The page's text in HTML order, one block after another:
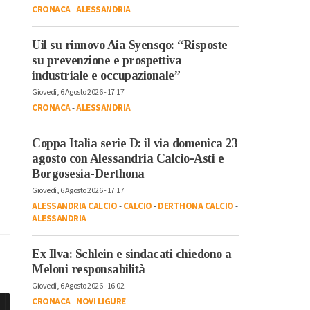
CRONACA-ALESSANDRIA
Uil su rinnovo Aia Syensqo: “Risposte
su prevenzione e prospettiva
industriale e occupazionale”
Giovedì, 6 Agosto 2026 - 17:17
CRONACA-ALESSANDRIA
Coppa Italia serie D: il via domenica 23
agosto con Alessandria Calcio-Asti e
Borgosesia-Derthona
Giovedì, 6 Agosto 2026 - 17:17
ALESSANDRIA CALCIO-CALCIO-DERTHONA CALCIO-
ALESSANDRIA
Ex Ilva: Schlein e sindacati chiedono a
Meloni responsabilità
Giovedì, 6 Agosto 2026 - 16:02
CRONACA-NOVI LIGURE